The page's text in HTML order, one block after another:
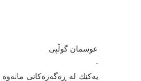
عوسمان گوڵپی
-
یەكێك لە ڕەگەزەكانی مانەوە